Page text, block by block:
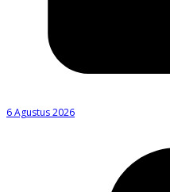
6 Agustus 2026